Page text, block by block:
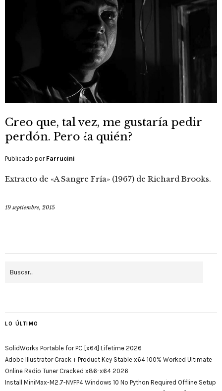
Creo que, tal vez, me gustaría pedir
perdón. Pero ¿a quién?
Publicado por Farrucini
Extracto de «A Sangre Fría» (1967) de Richard Brooks.
19 septiembre, 2015
LO ÚLTIMO
SolidWorks Portable for PC [x64] Lifetime 2026
Adobe Illustrator Crack + Product Key Stable x64 100% Worked Ultimate
Online Radio Tuner Cracked x86-x64 2026
Install MiniMax-M2.7-NVFP4 Windows 10 No Python Required Offline Setup